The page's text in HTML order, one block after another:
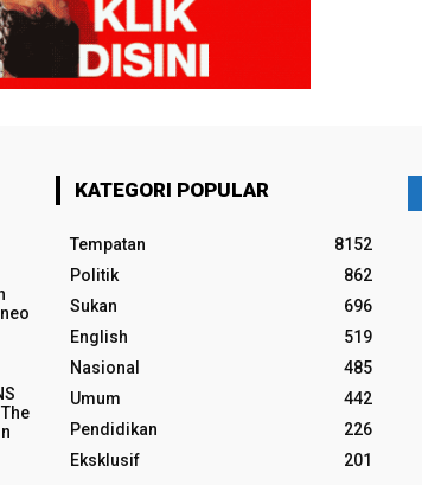
KATEGORI POPULAR
Tempatan
8152
Politik
862
Sukan
696
English
519
Nasional
485
Umum
442
Pendidikan
226
Eksklusif
201